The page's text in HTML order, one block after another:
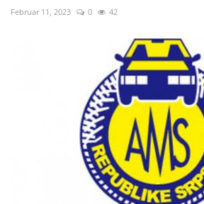
Februar 11, 2023 0 42